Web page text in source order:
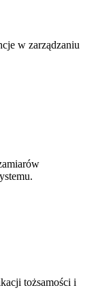
w zarządzaniu
tożsamości i